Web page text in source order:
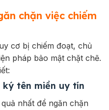
chặn việc chiếm
cơ bị chiếm đoạt, chủ
pháp bảo mật chặt chẽ.
ký tên miền uy tín
nhất để ngăn chặn